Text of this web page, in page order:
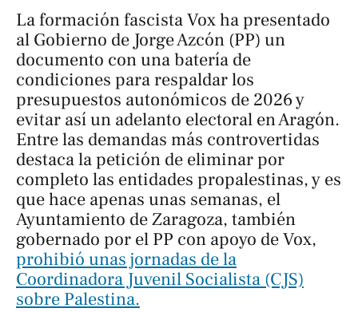
La formación fascista Vox ha presentado
al Gobierno de Jorge Azcón (PP) un
documento con una batería de
condiciones para respaldar los
presupuestos autonómicos de 2026 y
evitar así un adelanto electoral en Aragón.
Entre las demandas más controvertidas
destaca la petición de eliminar por
completo las entidades propalestinas, y es
que hace apenas unas semanas, el
Ayuntamiento de Zaragoza, también
gobernado por el PP con apoyo de Vox,
prohibió unas jornadas de la
Coordinadora Juvenil Socialista (CJS)
sobre Palestina.